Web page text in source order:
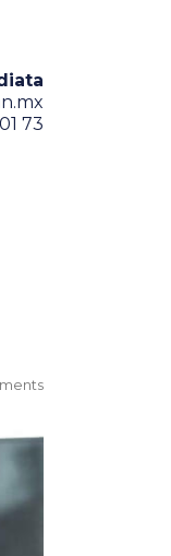
73